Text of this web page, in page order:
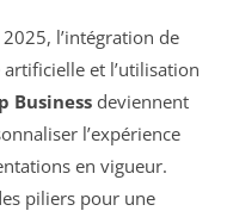
l’intégration de
et l’utilisation
Business deviennent
l’expérience
en vigueur.
piliers pour une